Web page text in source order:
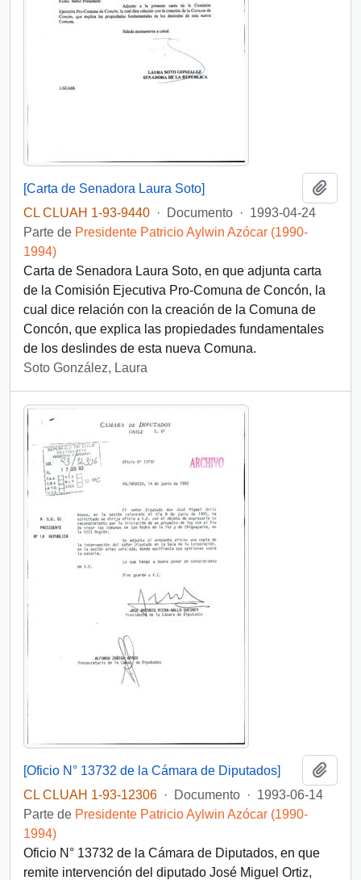
[Carta de Senadora Laura Soto]
CL CLUAH 1-93-9440 · Documento · 1993-04-24
Parte de Presidente Patricio Aylwin Azócar (1990-
1994)
Carta de Senadora Laura Soto, en que adjunta carta
de la Comisión Ejecutiva Pro-Comuna de Concón, la
cual dice relación con la creación de la Comuna de
Concón, que explica las propiedades fundamentales
de los deslindes de esta nueva Comuna.
Soto González, Laura
[Oficio N° 13732 de la Cámara de Diputados]
CL CLUAH 1-93-12306 · Documento · 1993-06-14
Parte de Presidente Patricio Aylwin Azócar (1990-
1994)
Oficio N° 13732 de la Cámara de Diputados, en que
remite intervención del diputado José Miguel Ortiz,